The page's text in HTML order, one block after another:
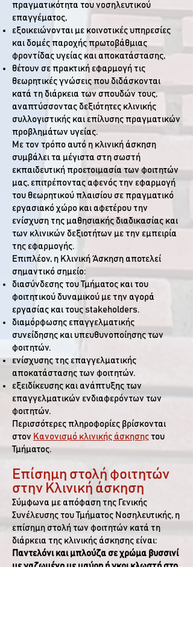
πραγματικότητα του νοσηλευτικού
επαγγέματος,
εξοικειώνονται με κοινοτικές υπηρεσίες
και δομές παροχής πρωτοβάθμιας
φροντίδας υγείας και αποκατάστασης,
θέτουν σε πρακτική εφαρμογή τις
θεωρητικές γνώσεις που διδάσκονται
κατά τη διάρκεια των σπουδών τους,
αναπτύσσοντας δεξιότητες κλινικής
συλλογιστικής και επίλυσης πραγματικών
προβλημάτων υγείας.
Με τον τρόπο αυτό η κλινική άσκηση
συμβάλει τα μέγιστα στη σωστή
εκπαιδευτική προετοιμασία των φοιτητών
μας, επιτρέποντας αφενός την εφαρμογή
του θεωρητικού πλαισίου σε πραγματικό
εργασιακό χώρο και αφετέρου την
ενίσχυση της μαθησιακής διαδικασίας και
των κλινικών δεξιοτήτων με την εμπειρία
της εφαρμογής.
Επιπλέον, η Κλινική Άσκηση αποτελεί
σημαντικό σημείο:
διασύνδεσης του Τμήματος και του
φοιτητικού δυναμικού με την αγορά
εργασίας και τους stakeholders.
διαμόρφωσης επαγγελματικής
συνείδησης και υπευθυνοποίησης των
φοιτητών.
ενίσχυσης της επαγγελματικής
αποκατάστασης των φοιτητών.
εξειδίκευσης και ανάπτυξης των
επαγγελματικών ενδιαφερόντων των
φοιτητών.
Περισσότερες πληροφορίες βρίσκονται
στον Κανονισμό κλινικής άσκησης του
Τμήματος.
Επίσημη στολή φοιτητών
στην Κλινική άσκηση
Σύμφωνα με απόφαση της Γενικής
Συνέλευσης του Τμήματος Νοσηλευτικής, η
επίσημη στολή των φοιτητών κατά τη
διάρκεια της κλινικής άσκησης είναι:
Παντελόνι και μπλούζα σε χρώμα βυσσινί
με γαζωμένο με μαύρη ή γκρι κλωστή στο